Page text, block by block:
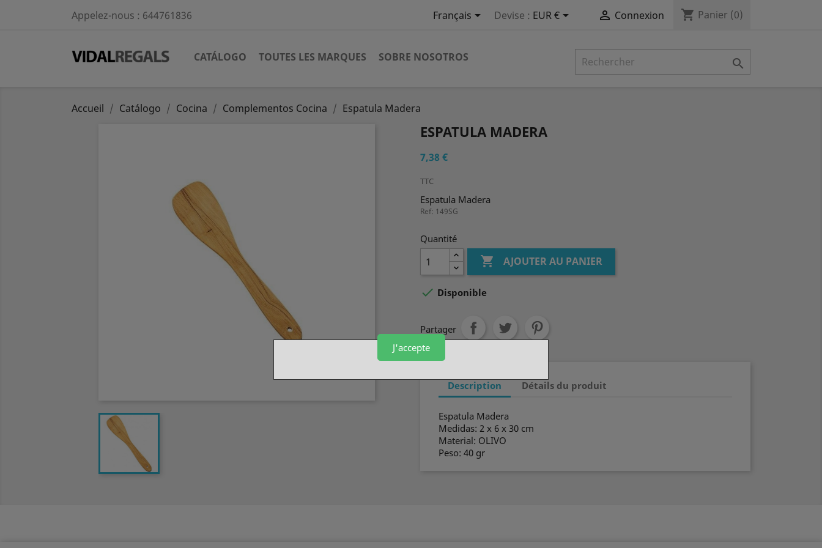
Appelez-nous : 644761836 Français Devise : EUR €  Connexion shopping_cart Panier (0)
CATÁLOGO TOUTES LES MARQUES SOBRE NOSOTROS 
Accueil Catálogo Cocina Complementos Cocina Espatula Madera
ESPATULA MADERA
7,38 €
TTC
Espatula Madera
Ref: 149SG
Quantité
 AJOUTER AU PANIER
 Disponible
Partager
Description Détails du produit
Espatula Madera
Medidas: 2 x 6 x 30 cm
Material: OLIVO
Peso: 40 gr
J'accepte